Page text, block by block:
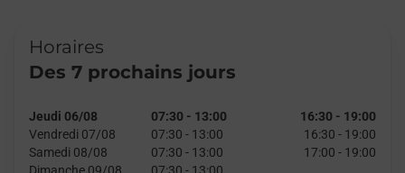
Horaires
Des 7 prochains jours
Jeudi 06/08 07:30 - 13:00 16:30 - 19:00
Vendredi 07/08
07:30 - 13:00 16:30 - 19:00
Samedi 08/08
07:30 - 13:00 17:00 - 19:00